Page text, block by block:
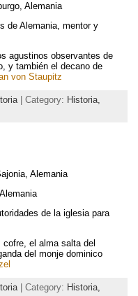
Alemania
de Alemania, mentor y
agustinos observantes de
y también el decano de
von Staupitz
| Category: Historia,
Alemania
de la iglesia para
cofre, el alma salta del
del monje dominico
| Category: Historia,